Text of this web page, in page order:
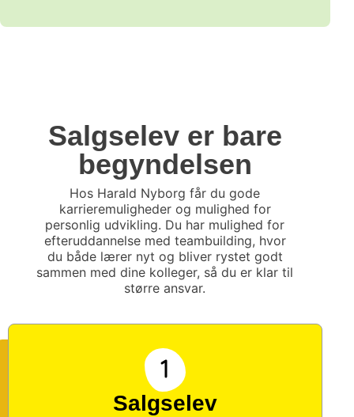
Salgselev er bare
begyndelsen​
Hos Harald Nyborg får du gode
karrieremuligheder og mulighed for
personlig udvikling. Du har mulighed for
efteruddannelse med teambuilding, hvor
du både lærer nyt og bliver rystet godt
sammen med dine kolleger, så du er klar til
større ansvar.
Salgselev